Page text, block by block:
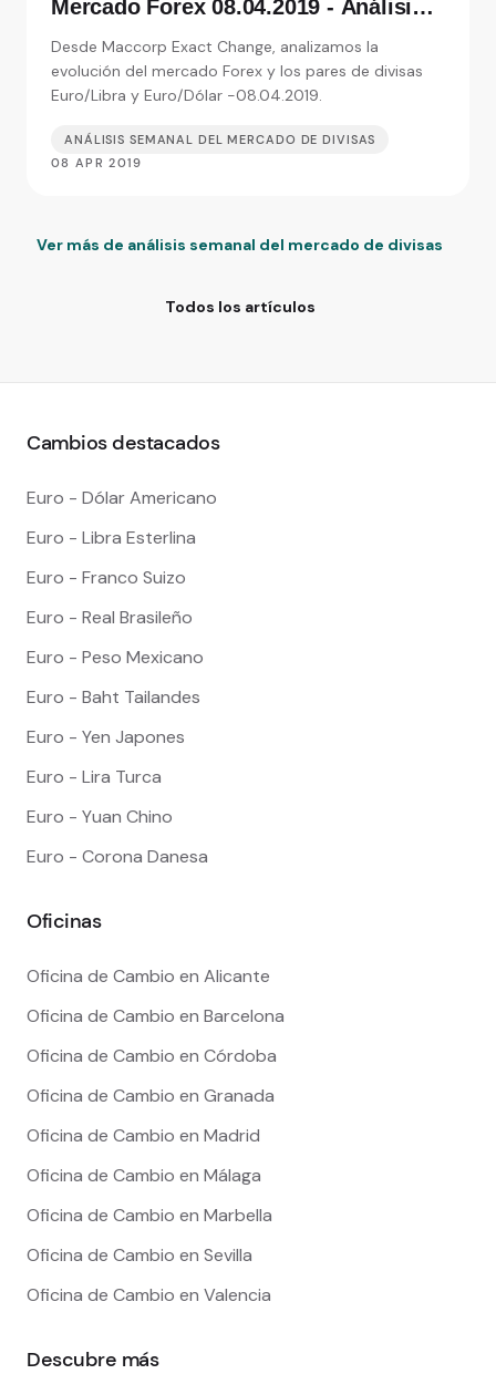
Mercado Forex 08.04.2019 - Análisis
de moneda
Desde Maccorp Exact Change, analizamos la
evolución del mercado Forex y los pares de divisas
Euro/Libra y Euro/Dólar -08.04.2019.
ANÁLISIS SEMANAL DEL MERCADO DE DIVISAS
08 APR 2019
Ver más de análisis semanal del mercado de divisas
Todos los artículos
Cambios destacados
Euro - Dólar Americano
Euro - Libra Esterlina
Euro - Franco Suizo
Euro - Real Brasileño
Euro - Peso Mexicano
Euro - Baht Tailandes
Euro - Yen Japones
Euro - Lira Turca
Euro - Yuan Chino
Euro - Corona Danesa
Oficinas
Oficina de Cambio en Alicante
Oficina de Cambio en Barcelona
Oficina de Cambio en Córdoba
Oficina de Cambio en Granada
Oficina de Cambio en Madrid
Oficina de Cambio en Málaga
Oficina de Cambio en Marbella
Oficina de Cambio en Sevilla
Oficina de Cambio en Valencia
Descubre más